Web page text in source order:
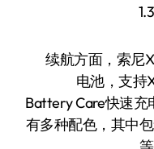
续航方面，索尼
电池，支持
Battery Care快速充
有多种配色，其中